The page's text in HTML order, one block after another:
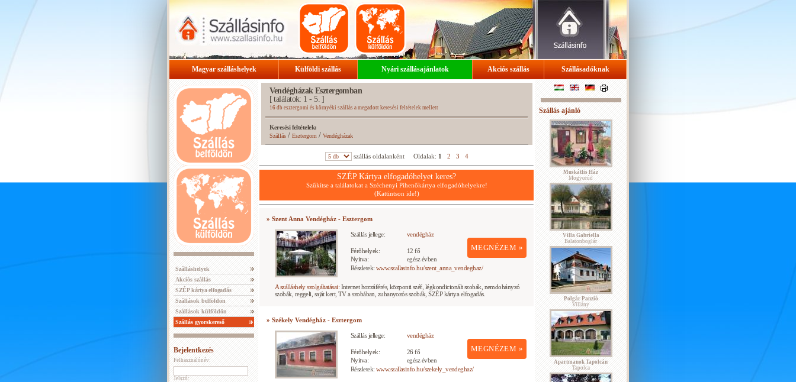
Magyar szálláshelyek Külföldi szállás Nyári szállásajánlatok Akciós szállás Szállásadóknak
Szálláshelyek
Akciós szállás
SZÉP kártya elfogadás
Szállások belföldön
Szállások külföldön
Szállás gyorskereső
Bejelentkezés
Felhasználónév:
Jelszó:
Vendégházak Esztergomban
[ találatok: 1 - 5. ]
16 db esztergomi és környéki szállás a megadott keresési feltételek mellett
Keresési feltételek:
Szállás/ Esztergom/Vendégházak
szállás oldalanként Oldalak: 1 2 3 4
SZÉP Kártya elfogadóhelyet keres?
Szűkítse a találatokat a Széchenyi Pihenőkártya elfogadóhelyekre!
(Kattintson ide!)
» Szent Anna Vendégház - Esztergom
Szállás jellege: vendégház
MEGNÉZEM »
Férőhelyek:
12 fő
Nyitva:
egész évben
Részletek: www.szallasinfo.hu/szent_anna_vendeghaz/
A szálláshely szolgáltatásai: Internet hozzáférés, központi széf, légkondicionált szobák, nemdohányzó
szobák, reggeli, saját kert, TV a szobában, zuhanyozós szobák, SZÉP kártya elfogadás.
» Székely Vendégház - Esztergom
Szállás jellege: vendégház
MEGNÉZEM »
Férőhelyek:
26 fő
Nyitva:
egész évben
Részletek: www.szallasinfo.hu/szekely_vendeghaz/
Szállás ajánló
Muskátlis Ház
Mogyoród
Villa Gabriella
Balatonboglár
Polgár Panzió
Villány
Apartmanok Tapolcán
Tapolca